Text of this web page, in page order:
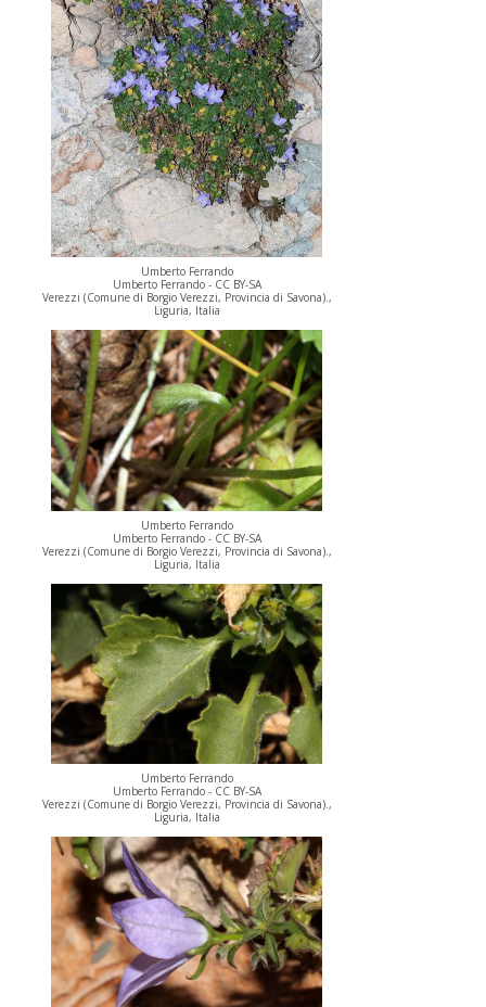
Umberto Ferrando
Umberto Ferrando - CC BY-SA
Verezzi (Comune di Borgio Verezzi, Provincia di Savona).,
Liguria, Italia
Umberto Ferrando
Umberto Ferrando - CC BY-SA
Verezzi (Comune di Borgio Verezzi, Provincia di Savona).,
Liguria, Italia
Umberto Ferrando
Umberto Ferrando - CC BY-SA
Verezzi (Comune di Borgio Verezzi, Provincia di Savona).,
Liguria, Italia